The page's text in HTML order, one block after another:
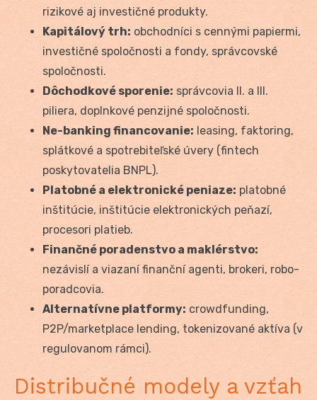
rizikové aj investičné produkty.
Kapitálový trh: obchodníci s cennými papiermi,
investičné spoločnosti a fondy, správcovské
spoločnosti.
Dôchodkové sporenie: správcovia II. a III.
piliera, doplnkové penzijné spoločnosti.
Ne-banking financovanie: leasing, faktoring,
splátkové a spotrebiteľské úvery (fintech
poskytovatelia BNPL).
Platobné a elektronické peniaze: platobné
inštitúcie, inštitúcie elektronických peňazí,
procesori platieb.
Finančné poradenstvo a maklérstvo:
nezávislí a viazaní finanční agenti, brokeri, robo-
poradcovia.
Alternatívne platformy: crowdfunding,
P2P/marketplace lending, tokenizované aktíva (v
regulovanom rámci).
Distribučné modely a vzťah